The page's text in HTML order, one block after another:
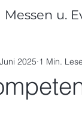
Messen u.
Living
2025 1 Min.
bewertet.